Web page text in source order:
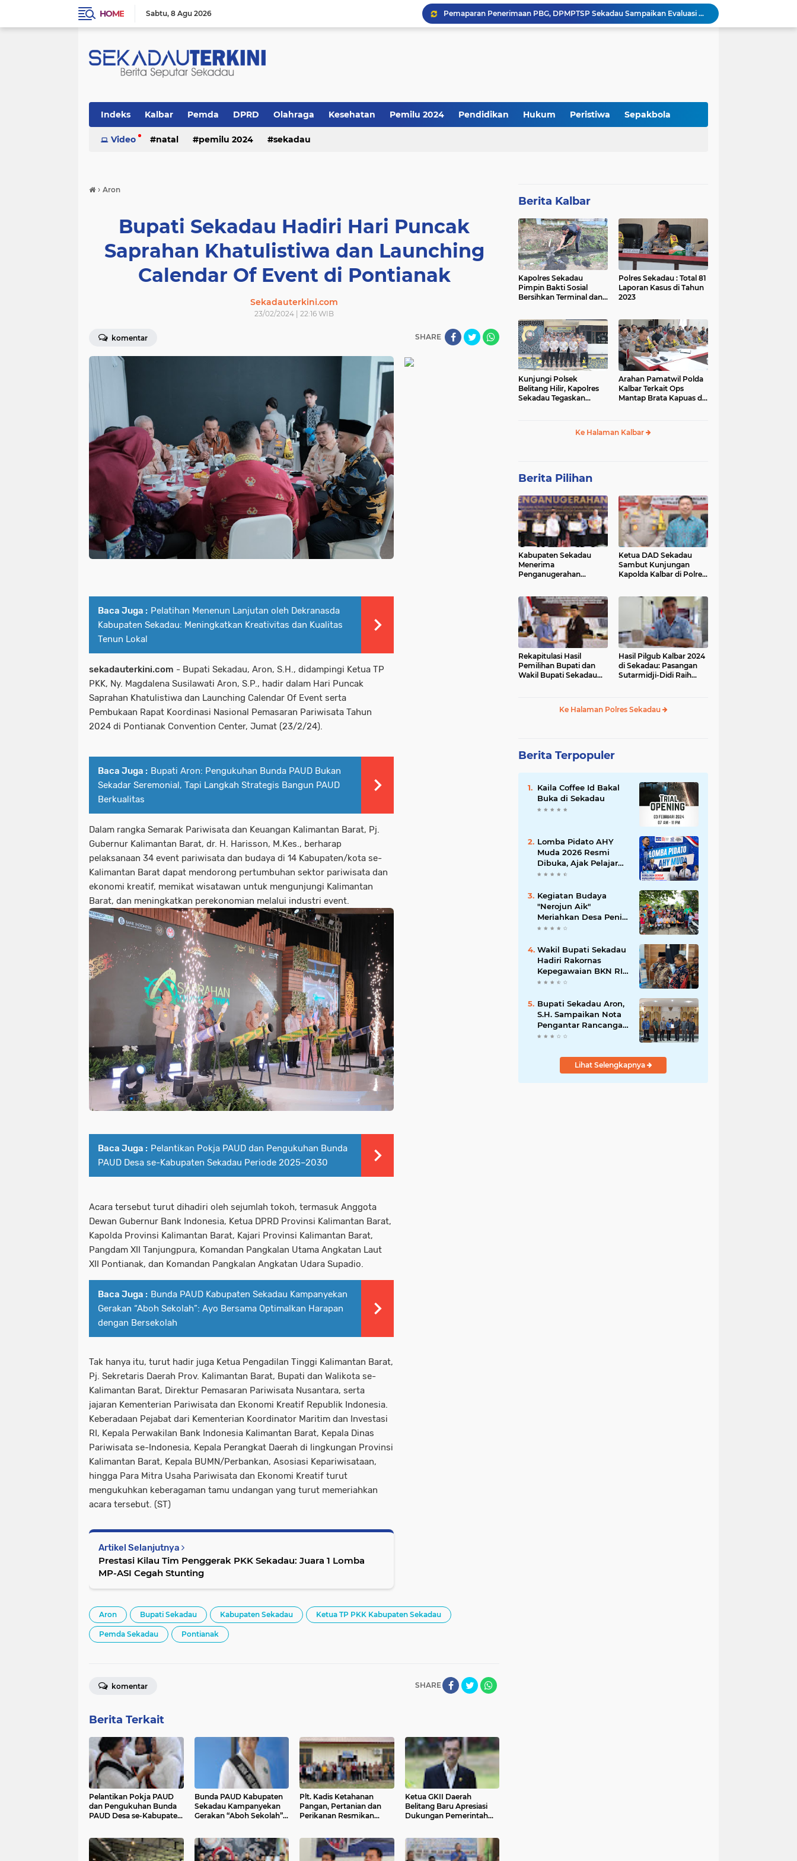
HOME Sabtu 8 Agu 2026
DPMPTSP Kabupaten Sekadau Gelar Sosialisasi dan Bimbingan Teknis OSS-RBA bagi Pelaku Usaha
Audiensi DAD Kabupaten Sekadau dan Panitia Gawai Dayak XV Perkuat Sinergi dengan Polres Sekadau
DPC Partai Demokrat Sekadau Gelar Gerakan Langit Biru Indonesia Asri di Gereja Agung Sekadau
Indeks Kalbar Pemda DPRD Olahraga Kesehatan Pemilu 2024 Pendidikan Hukum Peristiwa Sepakbola
Politik Religi
Video natal pemilu 2024 sekadau
› Aron
Bupati Sekadau Hadiri Hari Puncak
Saprahan Khatulistiwa dan Launching
Calendar Of Event di Pontianak
Sekadauterkini.com
23/02/2024 | 22:16 WIB
komentar SHARE
Baca Juga : Pelatihan Menenun Lanjutan oleh Dekranasda
Kabupaten Sekadau: Meningkatkan Kreativitas dan Kualitas
Tenun Lokal
sekadauterkini.com - Bupati Sekadau, Aron, S.H., didampingi Ketua TP
PKK, Ny. Magdalena Susilawati Aron, S.P., hadir dalam Hari Puncak
Saprahan Khatulistiwa dan Launching Calendar Of Event serta
Pembukaan Rapat Koordinasi Nasional Pemasaran Pariwisata Tahun
2024 di Pontianak Convention Center, Jumat (23/2/24).
Baca Juga : Bupati Aron: Pengukuhan Bunda PAUD Bukan
Sekadar Seremonial, Tapi Langkah Strategis Bangun PAUD
Berkualitas
Dalam rangka Semarak Pariwisata dan Keuangan Kalimantan Barat, Pj.
Gubernur Kalimantan Barat, dr. H. Harisson, M.Kes., berharap
pelaksanaan 34 event pariwisata dan budaya di 14 Kabupaten/kota se-
Kalimantan Barat dapat mendorong pertumbuhan sektor pariwisata dan
ekonomi kreatif, memikat wisatawan untuk mengunjungi Kalimantan
Barat, dan meningkatkan perekonomian melalui industri event.
Baca Juga : Pelantikan Pokja PAUD dan Pengukuhan Bunda
PAUD Desa se-Kabupaten Sekadau Periode 2025–2030
Acara tersebut turut dihadiri oleh sejumlah tokoh, termasuk Anggota
Dewan Gubernur Bank Indonesia, Ketua DPRD Provinsi Kalimantan Barat,
Kapolda Provinsi Kalimantan Barat, Kajari Provinsi Kalimantan Barat,
Pangdam XII Tanjungpura, Komandan Pangkalan Utama Angkatan Laut
XII Pontianak, dan Komandan Pangkalan Angkatan Udara Supadio.
Baca Juga : Bunda PAUD Kabupaten Sekadau Kampanyekan
Gerakan “Aboh Sekolah”: Ayo Bersama Optimalkan Harapan
dengan Bersekolah
Tak hanya itu, turut hadir juga Ketua Pengadilan Tinggi Kalimantan Barat,
Pj. Sekretaris Daerah Prov. Kalimantan Barat, Bupati dan Walikota se-
Kalimantan Barat, Direktur Pemasaran Pariwisata Nusantara, serta
jajaran Kementerian Pariwisata dan Ekonomi Kreatif Republik Indonesia.
Keberadaan Pejabat dari Kementerian Koordinator Maritim dan Investasi
RI, Kepala Perwakilan Bank Indonesia Kalimantan Barat, Kepala Dinas
Pariwisata se-Indonesia, Kepala Perangkat Daerah di lingkungan Provinsi
Kalimantan Barat, Kepala BUMN/Perbankan, Asosiasi Kepariwisataan,
hingga Para Mitra Usaha Pariwisata dan Ekonomi Kreatif turut
mengukuhkan keberagaman tamu undangan yang turut memeriahkan
acara tersebut. (ST)
Artikel Selanjutnya
Prestasi Kilau Tim Penggerak PKK Sekadau: Juara 1 Lomba
MP-ASI Cegah Stunting
Aron Bupati Sekadau Kabupaten Sekadau Ketua TP PKK Kabupaten Sekadau
Pemda Sekadau Pontianak
SHARE
komentar
Berita Terkait
Pelantikan Pokja PAUD
dan Pengukuhan Bunda
PAUD Desa se-Kabupaten
Bunda PAUD Kabupaten
Sekadau Kampanyekan
Gerakan “Aboh Sekolah”:
Bersekolah
Plt. Kadis Ketahanan
Pangan, Pertanian dan
Perikanan Resmikan
Sekadau
Ketua GKII Daerah
Belitang Baru Apresiasi
Dukungan Pemerintah
Program Wisata Rohani
Berita Kalbar
Kapolres Sekadau
Pimpin Bakti Sosial
Bersihkan Terminal dan
Polres Sekadau : Total 81
Laporan Kasus di Tahun
2023
Kunjungi Polsek
Belitang Hilir, Kapolres
Sekadau Tegaskan
Arahan Pamatwil Polda
Kalbar Terkait Ops
Mantap Brata Kapuas di
Ke Halaman Kalbar
Berita Pilihan
Kabupaten Sekadau
Menerima
Penganugerahan
Publik
Ketua DAD Sekadau
Sambut Kunjungan
Kapolda Kalbar di Polres
Rekapitulasi Hasil
Pemilihan Bupati dan
Wakil Bupati Sekadau
Hasil Pilgub Kalbar 2024
di Sekadau: Pasangan
Sutarmidji-Didi Raih
Ke Halaman Polres Sekadau
Berita Terpopuler
Kaila Coffee Id Bakal
Buka di Sekadau
Lomba Pidato AHY
Muda 2026 Resmi
Dibuka, Ajak Pelajar
Sekadau Suarakan
Depan Bangsa
Kegiatan Budaya
"Nerojun Aik"
Meriahkan Desa Peniti:
Tradisi Melayu yang
Wakil Bupati Sekadau
Hadiri Rakornas
Kepegawaian BKN RI
di Jakarta
Bupati Sekadau Aron,
S.H. Sampaikan Nota
Pengantar Rancangan
Awal RPJPD
2025-2045
Lihat Selengkapnya